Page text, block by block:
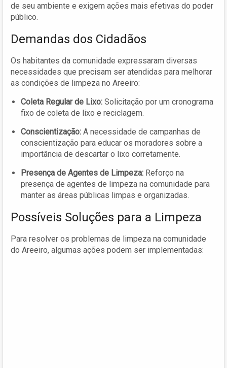
de seu ambiente e exigem ações mais efetivas do poder
público.
Demandas dos Cidadãos
Os habitantes da comunidade expressaram diversas
necessidades que precisam ser atendidas para melhorar
as condições de limpeza no Areeiro:
Coleta Regular de Lixo: Solicitação por um cronograma
fixo de coleta de lixo e reciclagem.
Conscientização: A necessidade de campanhas de
conscientização para educar os moradores sobre a
importância de descartar o lixo corretamente.
Presença de Agentes de Limpeza: Reforço na
presença de agentes de limpeza na comunidade para
manter as áreas públicas limpas e organizadas.
Possíveis Soluções para a Limpeza
Para resolver os problemas de limpeza na comunidade
do Areeiro, algumas ações podem ser implementadas: